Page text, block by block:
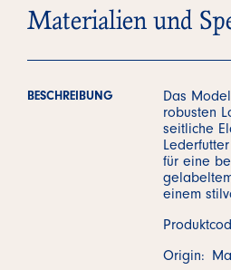
Materialien und
BESCHREIBUNG
Das
robusten
seitliche
für eine
einem
Origin: